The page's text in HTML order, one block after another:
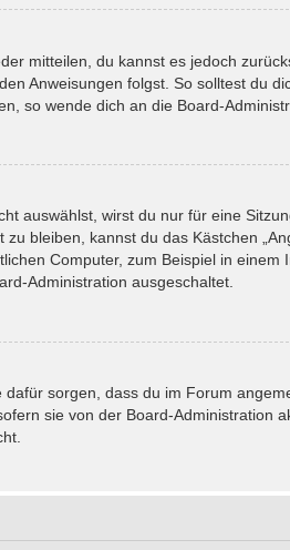
mitteilen, du kannst es jedoch
Anweisungen folgst. So solltest du
so wende dich an die Board-
auswählst, wirst du nur für eine
bleiben, kannst du das Kästchen
Computer, zum Beispiel in einem
Administration ausgeschaltet.
sorgen, dass du im Forum
sie von der Board-Administration